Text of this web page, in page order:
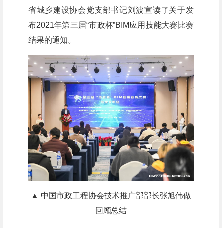
省城乡建设协会党支部书记刘波宣读了关于发
布2021年第三届“市政杯”BIM应用技能大赛比赛
结果的通知。
▲ 中国市政工程协会技术推广部部长张旭伟做
回顾总结